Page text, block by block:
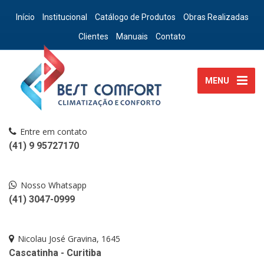
Início Institucional Catálogo de Produtos Obras Realizadas
Clientes Manuais Contato
MENU
Entre em contato
(41) 9 95727170
Nosso Whatsapp
(41) 3047-0999
Nicolau José Gravina, 1645
Cascatinha - Curitiba